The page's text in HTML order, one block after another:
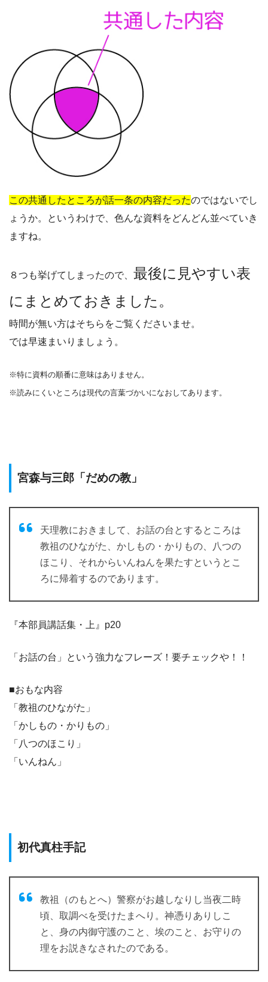
この共通したところが話一条の内容だったのではないでし
ょうか。というわけで、色んな資料をどんどん並べていき
ますね。
８つも挙げてしまったので、 最後に見やすい表
にまとめておきました。
時間が無い方はそちらをご覧くださいませ。
では早速まいりましょう。
※特に資料の順番に意味はありません。
※読みにくいところは現代の言葉づかいになおしてあります。
宮森与三郎「だめの教」
天理教におきまして、お話の台とするところは
教祖のひながた、かしもの・かりもの、八つの
ほこり、それからいんねんを果たすというとこ
ろに帰着するのであります。
『本部員講話集・上』p20
「お話の台」という強力なフレーズ！要チェックや！！
■おもな内容
「教祖のひながた」
「かしもの・かりもの」
「八つのほこり」
「いんねん」
初代真柱手記
教祖（のもとへ）警察がお越しなりし当夜二時
頃、取調べを受けたまへり。神憑りありしこ
と、身の内御守護のこと、埃のこと、お守りの
理をお説きなされたのである。